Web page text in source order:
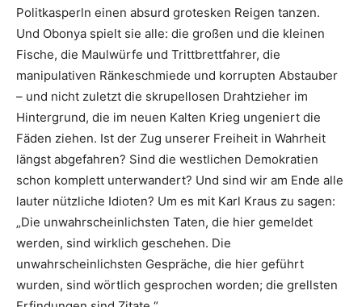
Politkasperln einen absurd grotesken Reigen tanzen.
Und Obonya spielt sie alle: die großen und die kleinen
Fische, die Maulwürfe und Trittbrettfahrer, die
manipulativen Ränkeschmiede und korrupten Abstauber
– und nicht zuletzt die skrupellosen Drahtzieher im
Hintergrund, die im neuen Kalten Krieg ungeniert die
Fäden ziehen. Ist der Zug unserer Freiheit in Wahrheit
längst abgefahren? Sind die westlichen Demokratien
schon komplett unterwandert? Und sind wir am Ende alle
lauter nützliche Idioten? Um es mit Karl Kraus zu sagen:
„Die unwahrscheinlichsten Taten, die hier gemeldet
werden, sind wirklich geschehen. Die
unwahrscheinlichsten Gespräche, die hier geführt
wurden, sind wörtlich gesprochen worden; die grellsten